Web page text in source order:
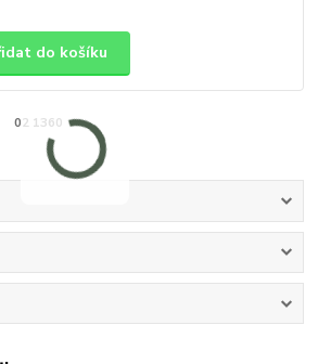
do košíku
02 1360